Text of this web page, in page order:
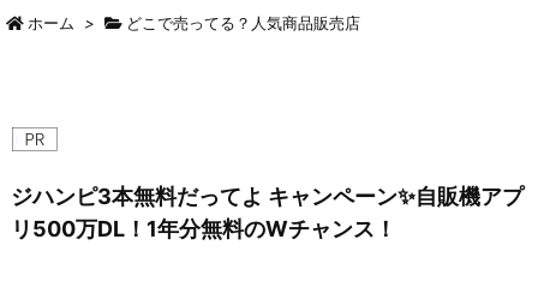
ホーム > どこで売ってる？人気商品販売店
ジハンピ3本無料だってよ キャンペーン✨自販機アプ
リ500万DL！1年分無料のWチャンス！